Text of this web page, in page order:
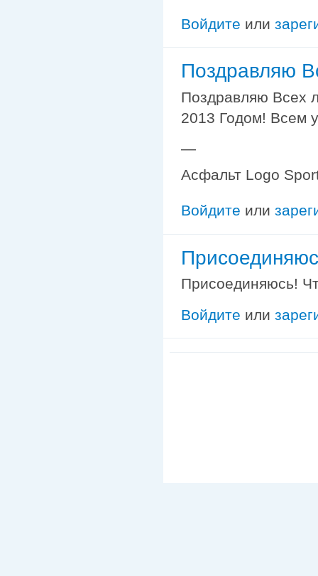
Войдите или
Поздравляю
Поздравляю Всех
2013 Годом! Всем
—
Асфальт Logo
Войдите или
Присоединяюсь!
Войдите или